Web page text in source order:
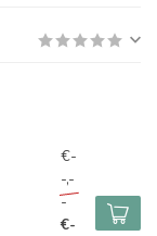
€-
-,-
-
€-